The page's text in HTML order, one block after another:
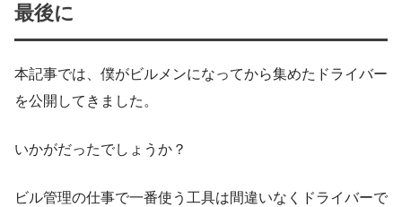
最後に
本記事では、僕がビルメンになってから集めたドライバー
を公開してきました。
いかがだったでしょうか？
ビル管理の仕事で一番使う工具は間違いなくドライバーで